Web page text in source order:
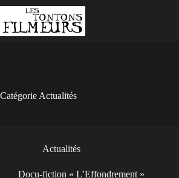
Catégorie Actualités
Actualités
Docu-fiction « L’Effondrement »